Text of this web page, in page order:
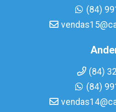
(84)
(84)
(84)